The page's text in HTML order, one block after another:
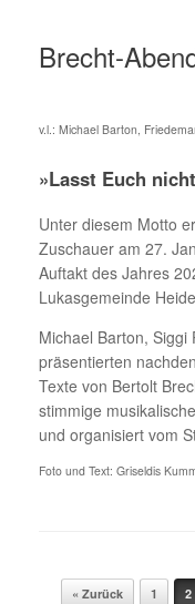
Brecht-
v.l.: Michael Barton,
»Lasst Euch
Unter diesem Motto
Zuschauer am 27.
Auftakt des Jahres
Lukasgemeinde
Michael Barton, Siggi
präsentierten
Texte von Bertolt
stimmige
und organisiert vom
Foto und Text: Griseldis
Beitragsnavigation
« Zurück 1 2